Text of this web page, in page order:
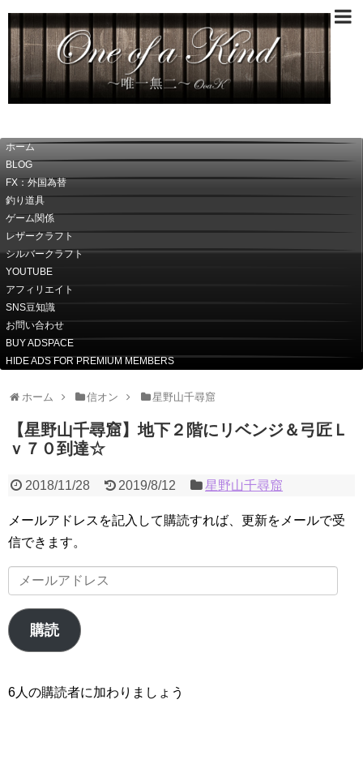
ホーム
BLOG
FX：外国為替
釣り道具
ゲーム関係
レザークラフト
シルバークラフト
YOUTUBE
アフィリエイト
SNS豆知識
お問い合わせ
BUY ADSPACE
HIDE ADS FOR PREMIUM MEMBERS
ホーム 信オン 星野山千尋窟
【星野山千尋窟】地下２階にリベンジ＆弓匠Ｌ
ｖ７０到達☆
2018/11/28 2019/8/12 星野山千尋窟
メールアドレスを記入して購読すれば、更新をメールで受
信できます。
ー
ル
ア
レ
購読
6人の購読者に加わりましょう